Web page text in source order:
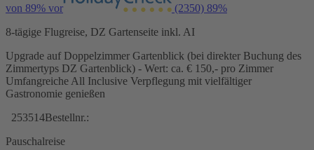
von 89% vor (2350) 89%
8-tägige Flugreise, DZ Gartenseite inkl. AI
Upgrade auf Doppelzimmer Gartenblick (bei direkter Buchung des
Zimmertyps DZ Gartenblick) - Wert: ca. € 150,- pro Zimmer
Umfangreiche All Inclusive Verpflegung mit vielfältiger
Gastronomie genießen
253514Bestellnr.:
Pauschalreise